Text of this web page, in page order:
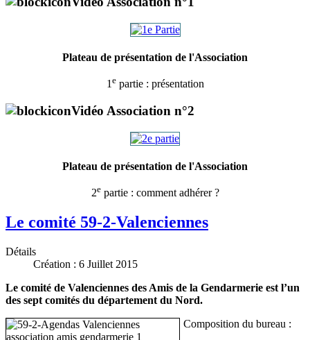
Plateau de présentation de l'Association
1 epartie : présentation
Vidéo Association n°2
Plateau de présentation de l'Association
2epartie : comment adhérer ?
Le comité 59-2-Valenciennes
Détails
Création : 6 Juillet 2015
Le comité de Valenciennes des Amis de la Gendarmerie est l’un
des sept comités du département du Nord.
Composition du bureau :